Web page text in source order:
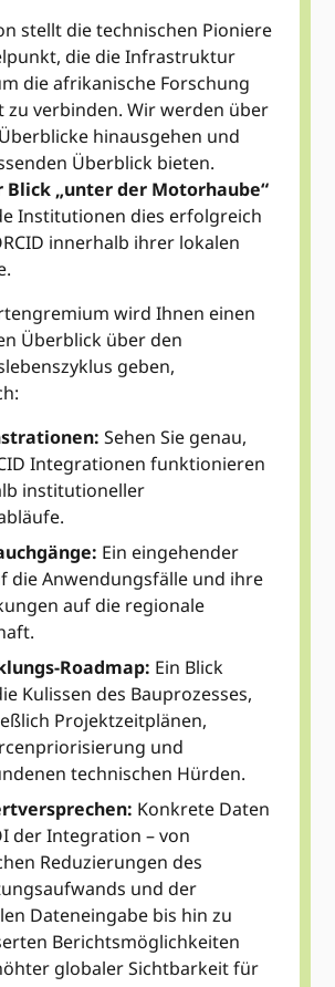
stellt die technischen Pioniere
die die Infrastruktur
die afrikanische Forschung
zu verbinden. Wir werden über
hinausgehen und
Überblick bieten.
„unter der Motorhaube“
Institutionen dies erfolgreich
innerhalb ihrer lokalen
wird Ihnen einen
Überblick über den
geben,
Sehen Sie genau,
Integrationen funktionieren
institutioneller
Ein eingehender
die Anwendungsfälle und ihre
auf die regionale
Roadmap: Ein Blick
Kulissen des Bauprozesses,
Projektzeitplänen,
und
technischen Hürden.
Konkrete Daten
der Integration – von
Reduzierungen des
und der
Dateneingabe bis hin zu
Berichtsmöglichkeiten
globaler Sichtbarkeit für